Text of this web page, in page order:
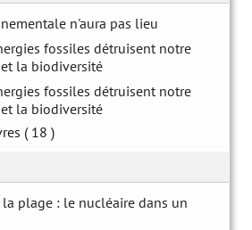
n'aura pas lieu
fossiles détruisent notre
la biodiversité
fossiles détruisent notre
la biodiversité
( 18 )
plage : le nucléaire dans un